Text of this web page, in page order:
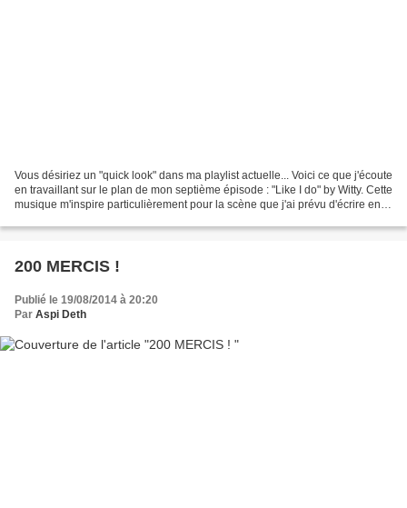
Vous désiriez un "quick look" dans ma playlist actuelle... Voici ce que j'écoute
en travaillant sur le plan de mon septième épisode : "Like I do" by Witty. Cette
musique m'inspire particulièrement pour la scène que j'ai prévu d'écrire en
200 MERCIS !
Publié le 19/08/2014 à 20:20
Par Aspi Deth